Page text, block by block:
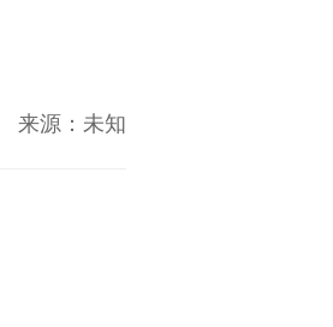
来源：未知